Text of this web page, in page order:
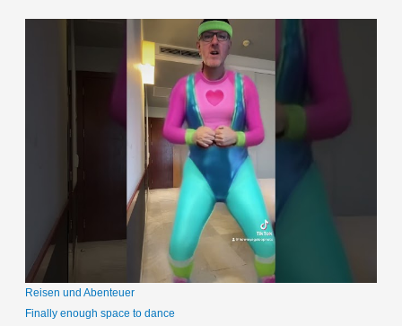
Reisen und Abenteuer
Finally enough space to dance